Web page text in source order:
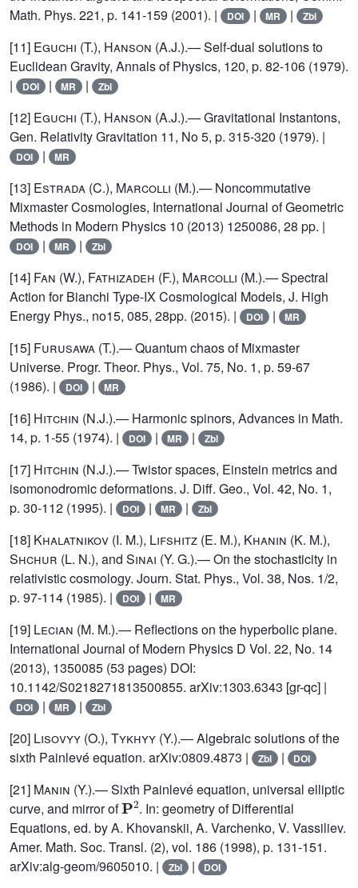
Math. Phys. 221, p. 141-159 (2001). |
DOI | MR | Zbl
[11] Eguchi (T.), Hanson (A.J.).— Self-dual solutions to
Euclidean Gravity, Annals of Physics, 120, p. 82-106 (1979).
|
DOI | MR | Zbl
[12] Eguchi (T.), Hanson (A.J.).— Gravitational Instantons,
Gen. Relativity Gravitation 11, No 5, p. 315-320 (1979). |
DOI | MR
[13] Estrada (C.), Marcolli (M.).— Noncommutative
Mixmaster Cosmologies, International Journal of Geometric
Methods in Modern Physics 10 (2013) 1250086, 28 pp. |
DOI | MR | Zbl
[14] Fan (W.), Fathizadeh (F.), Marcolli (M.).— Spectral
Action for Bianchi Type-IX Cosmological Models, J. High
Energy Phys., no15, 085, 28pp. (2015). |
DOI | MR
[15] Furusawa (T.).— Quantum chaos of Mixmaster
Universe. Progr. Theor. Phys., Vol. 75, No. 1, p. 59-67
(1986). |
DOI | MR
[16] Hitchin (N.J.).— Harmonic spinors, Advances in Math.
14, p. 1-55 (1974). |
DOI | MR | Zbl
[17] Hitchin (N.J.).— Twistor spaces, Einstein metrics and
isomonodromic deformations. J. Diff. Geo., Vol. 42, No. 1,
p. 30-112 (1995). |
DOI | MR | Zbl
[18] Khalatnikov (I. M.), Lifshitz (E. M.), Khanin (K. M.),
Shchur (L. N.), and Sinai (Y. G.).— On the stochasticity in
relativistic cosmology. Journ. Stat. Phys., Vol. 38, Nos. 1/2,
p. 97-114 (1985). |
DOI | MR
[19] Lecian (M. M.).— Reflections on the hyperbolic plane.
International Journal of Modern Physics D Vol. 22, No. 14
(2013), 1350085 (53 pages) DOI:
10.1142/S0218271813500855. arXiv:1303.6343 [gr-qc] |
DOI | MR | Zbl
[20] Lisovyy (O.), Tykhyy (Y.).— Algebraic solutions of the
sixth Painlevé equation. arXiv:0809.4873 |
Zbl | DOI
[21] Manin (Y.).— Sixth Painlevé equation, universal elliptic
curve, and mirror of
P2
. In: geometry of Differential
Equations, ed. by A. Khovanskii, A. Varchenko, V. Vassiliev.
Amer. Math. Soc. Transl. (2), vol. 186 (1998), p. 131-151.
arXiv:alg-geom/9605010. |
Zbl | DOI